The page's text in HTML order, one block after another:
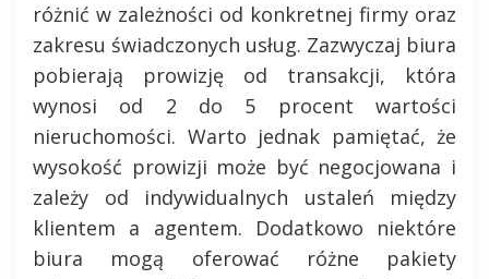
różnić w zależności od konkretnej firmy oraz
zakresu świadczonych usług. Zazwyczaj biura
pobierają prowizję od transakcji, która
wynosi od 2 do 5 procent wartości
nieruchomości. Warto jednak pamiętać, że
wysokość prowizji może być negocjowana i
zależy od indywidualnych ustaleń między
klientem a agentem. Dodatkowo niektóre
biura mogą oferować różne pakiety